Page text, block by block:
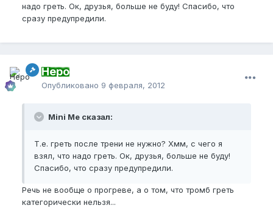
надо греть. Ок, друзья, больше не буду! Спасибо, что
сразу предупредили.
Неро
Опубликовано 9 февраля, 2012
Mini Me сказал:
Т.е. греть после трени не нужно? Хмм, с чего я
взял, что надо греть. Ок, друзья, больше не буду!
Спасибо, что сразу предупредили.
Речь не вообще о прогреве, а о том, что тромб греть
категорически нельзя...